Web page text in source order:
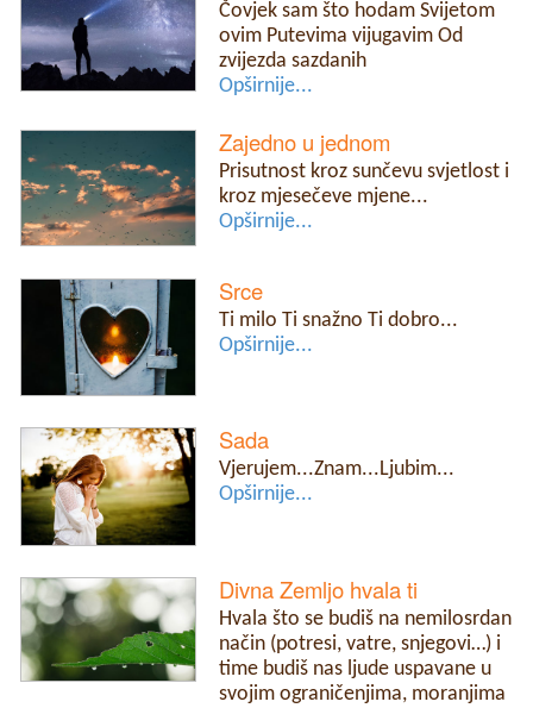
Čovjek sam što hodam Svijetom
ovim Putevima vijugavim Od
zvijezda sazdanih
Opširnije...
Zajedno u jednom
Prisutnost kroz sunčevu svjetlost i
kroz mjesečeve mjene...
Opširnije...
Srce
Ti milo Ti snažno Ti dobro...
Opširnije...
Sada
Vjerujem...Znam...Ljubim...
Opširnije...
Divna Zemljo hvala ti
Hvala što se budiš na nemilosrdan
način (potresi, vatre, snjegovi…) i
time budiš nas ljude uspavane u
svojim ograničenjima, moranjima